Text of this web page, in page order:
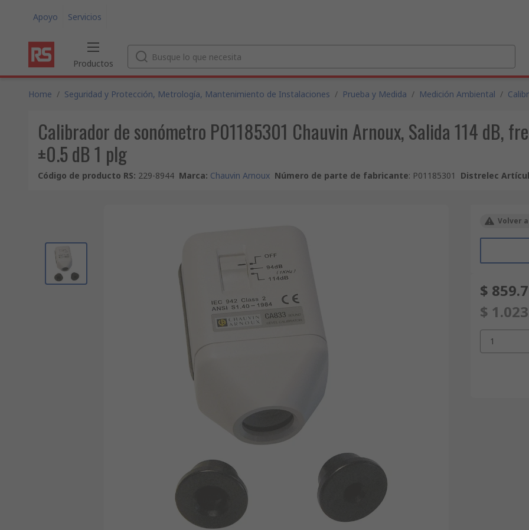
Apoyo Servicios
Productos
Home / Seguridad y Protección, Metrología, Mantenimiento de Instalaciones / Prueba y Medida / Medición Ambiental /
Calibrador de sonómetro P01185301 Chauvin Arnoux, Salida 114 dB,
±0.5 dB 1 plg
Código de producto RS: 229-8944 Marca: Chauvin Arnoux Número de parte de fabricante: P01185301 Distrelec
Volver
$
$
1